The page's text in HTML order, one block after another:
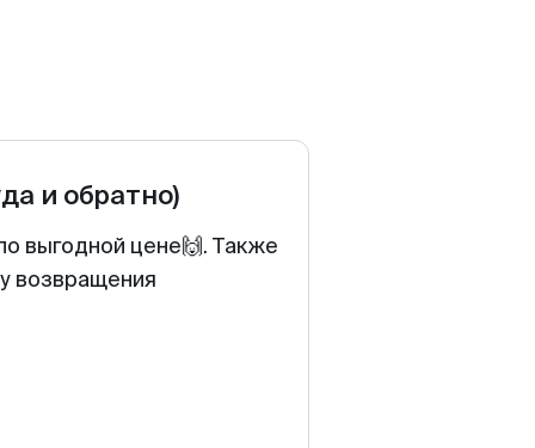
и обратно)
выгодной цене🙌. Также
возвращения